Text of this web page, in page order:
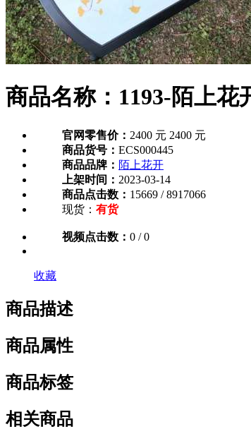
商品名称：1193-陌上花
官网零售价： 2400 元 2400 元
商品货号： ECS000445
商品品牌： 陌上花开
上架时间： 2023-03-14
商品点击数： 15669 / 8917066
现货： 有货
视频点击数： 0 / 0
收藏
商品描述
商品属性
商品标签
相关商品